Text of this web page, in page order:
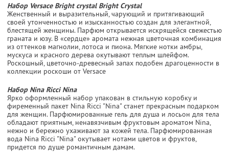
Набор Versace Bright crystal Bright Crystal
Женственный и выразительный, чарующий и притягивающий
своей утонченностью и изысканностью создан для элегантной,
блестящей женщины. Парфюм открывается искрящейся свежестью
граната и юзу. В «сердце» аромата нежная цветочная комбинация
из оттенков магнолии, лотоса и пиона. Мягкие нотки амбры,
мускуса и красного дерева окутывают теплым шлейфом.
Роскошный, цветочно-древесный запах подобен драгоценности в
коллекции роскоши от Versace
Набор Nina Ricci Nina
Ярко оформленный набор упакован в стильную коробку и
фиременный пакет Nina Ricci "Nina" станет прекрасным подарком
для женщин. Парфюмированные гель для душа и лосьон для тела
обладают приятным, ненавязчивым фруктовым ароматом Nina,
нежно и бережно ухаживают за кожей тела. Парфюмированная
вода Nina Ricci "Nina" окутывает нотами цветов и фруктов,
придется по душе романтичным дамам.